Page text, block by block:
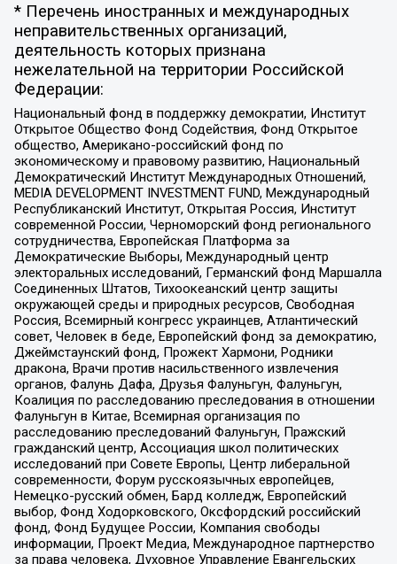
* Перечень иностранных и международных
неправительственных организаций,
деятельность которых признана
нежелательной на территории Российской
Федерации:
Национальный фонд в поддержку демократии, Институт
Открытое Общество Фонд Содействия, Фонд Открытое
общество, Американо-российский фонд по
экономическому и правовому развитию, Национальный
Демократический Институт Международных Отношений,
MEDIA DEVELOPMENT INVESTMENT FUND, Международный
Республиканский Институт, Открытая Россия, Институт
современной России, Черноморский фонд регионального
сотрудничества, Европейская Платформа за
Демократические Выборы, Международный центр
электоральных исследований, Германский фонд Маршалла
Соединенных Штатов, Тихоокеанский центр защиты
окружающей среды и природных ресурсов, Свободная
Россия, Всемирный конгресс украинцев, Атлантический
совет, Человек в беде, Европейский фонд за демократию,
Джеймстаунский фонд, Прожект Хармони, Родники
дракона, Врачи против насильственного извлечения
органов, Фалунь Дафа, Друзья Фалуньгун, Фалуньгун,
Коалиция по расследованию преследования в отношении
Фалуньгун в Китае, Всемирная организация по
расследованию преследований Фалуньгун, Пражский
гражданский центр, Ассоциация школ политических
исследований при Совете Европы, Центр либеральной
современности, Форум русскоязычных европейцев,
Немецко-русский обмен, Бард колледж, Европейский
выбор, Фонд Ходорковского, Оксфордский российский
фонд, Фонд Будущее России, Компания свободы
информации, Проект Медиа, Международное партнерство
за права человека, Духовное Управление Евангельских